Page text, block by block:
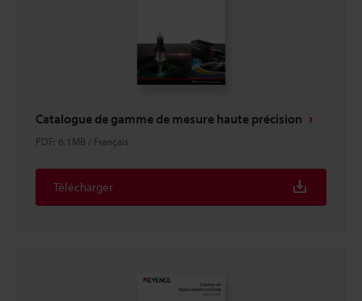
Catalogue de gamme de mesure haute précision
PDF: 6.1MB / Français
Télécharger